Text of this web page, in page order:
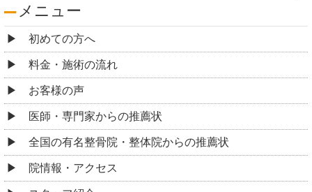
メニュー
初めての方へ
料金・施術の流れ
お客様の声
医師・専門家からの推薦状
全国の有名整骨院・整体院からの推薦状
院情報・アクセス